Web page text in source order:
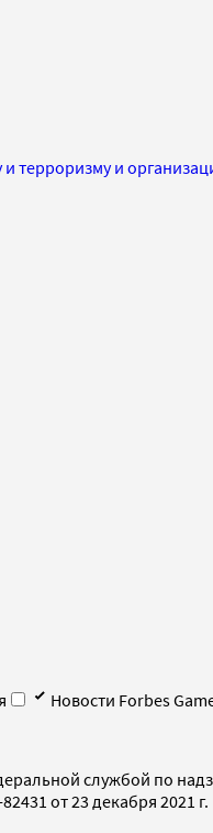
и терроризму и
Новости Forbes
службой по
от 23 декабря 2021 г.